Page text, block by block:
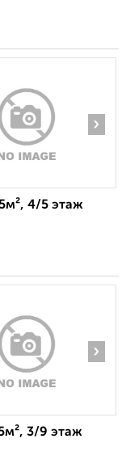
›
4/5 этаж
›
3/9 этаж